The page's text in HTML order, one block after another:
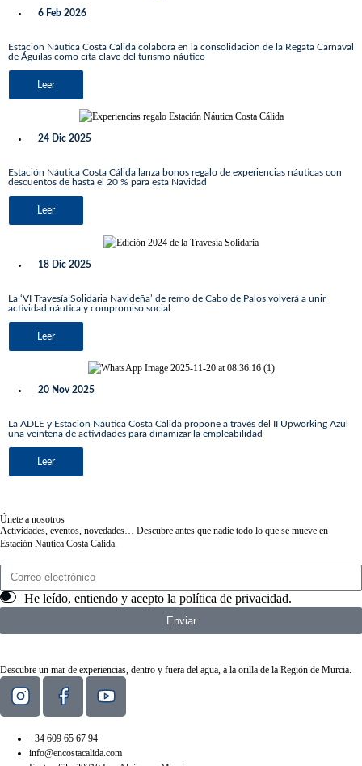
6 Feb 2026
Estación Náutica Costa Cálida colabora en la consolidación de la Regata Carnaval
de Águilas como cita clave del turismo náutico
Leer
24 Dic 2025
Estación Náutica Costa Cálida lanza bonos regalo de experiencias náuticas con
descuentos de hasta el 20 % para esta Navidad
Leer
18 Dic 2025
La ‘VI Travesía Solidaria Navideña’ de remo de Cabo de Palos volverá a unir
actividad náutica y compromiso social
Leer
20 Nov 2025
La ADLE y Estación Náutica Costa Cálida propone a través del II Upworking Azul
una veintena de actividades para dinamizar la empleabilidad
Leer
Únete a nosotros
Actividades, eventos, novedades… Descubre antes que nadie todo lo que se mueve en
Estación Náutica Costa Cálida.
He leído, entiendo y acepto la política de privacidad.
Enviar
Descubre un mar de experiencias, dentro y fuera del agua, a la orilla de la Región de Murcia.
+34 609 65 67 94
info@encostacalida.com